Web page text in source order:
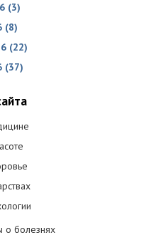
(3)
(8)
(22)
(37)
о болезнях